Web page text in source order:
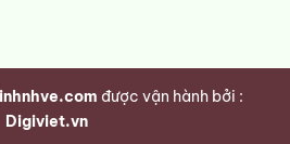
được vận hành bởi :
Digiviet.vn